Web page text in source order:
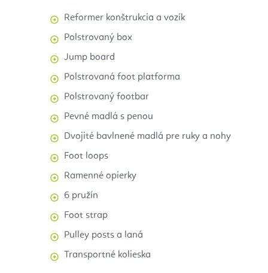
Reformer konštrukcia a vozík
Polstrovaný box
Jump board
Polstrovaná foot platforma
Polstrovaný footbar
Pevné madlá s penou
Dvojité bavlnené madlá pre ruky a nohy
Foot loops
Ramenné opierky
6 pružín
Foot strap
Pulley posts a laná
Transportné kolieska